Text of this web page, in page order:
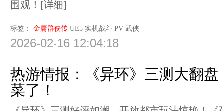
围观！ [详细]
标签： 金庸群侠传 UE5 实机战斗 PV 武侠
2026-02-16 12:04:18
热游情报：《异环》三测大翻
菜了！